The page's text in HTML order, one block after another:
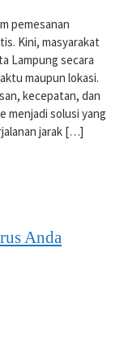
pemesanan
Kini, masyarakat
Lampung secara
maupun lokasi.
kecepatan, dan
menjadi solusi yang
jarak […]
Anda